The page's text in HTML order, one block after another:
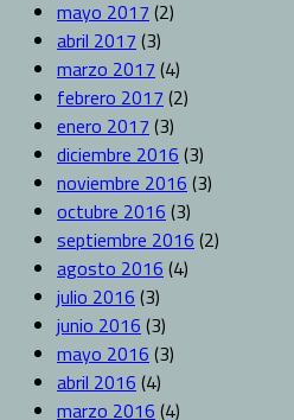
mayo 2017 (2)
abril 2017 (3)
marzo 2017 (4)
febrero 2017 (2)
enero 2017 (3)
diciembre 2016 (3)
noviembre 2016 (3)
octubre 2016 (3)
septiembre 2016 (2)
agosto 2016 (4)
julio 2016 (3)
junio 2016 (3)
mayo 2016 (3)
abril 2016 (4)
marzo 2016 (4)